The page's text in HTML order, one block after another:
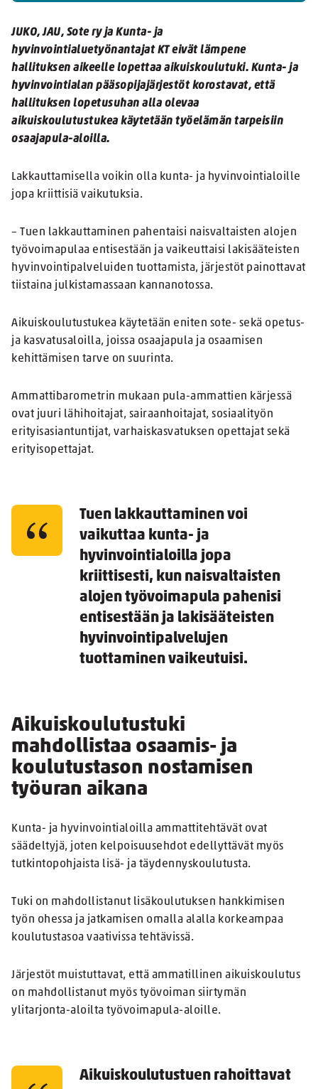
JUKO, JAU, Sote ry ja Kunta- ja
hyvinvointialuetyönantajat KT eivät lämpene
hallituksen aikeelle lopettaa aikuiskoulutuki. Kunta- ja
hyvinvointialan pääsopijajärjestöt korostavat, että
hallituksen lopetusuhan alla olevaa
aikuiskoulutustukea käytetään työelämän tarpeisiin
osaajapula-aloilla.
Lakkauttamisella voikin olla kunta- ja hyvinvointialoille
jopa kriittisiä vaikutuksia.
– Tuen lakkauttaminen pahentaisi naisvaltaisten alojen
työvoimapulaa entisestään ja vaikeuttaisi lakisääteisten
hyvinvointipalveluiden tuottamista, järjestöt painottavat
tiistaina julkistamassaan kannanotossa.
Aikuiskoulutustukea käytetään eniten sote- sekä opetus-
ja kasvatusaloilla, joissa osaajapula ja osaamisen
kehittämisen tarve on suurinta.
Ammattibarometrin mukaan pula-ammattien kärjessä
ovat juuri lähihoitajat, sairaanhoitajat, sosiaalityön
erityisasiantuntijat, varhaiskasvatuksen opettajat sekä
erityisopettajat.
Tuen lakkauttaminen voi
vaikuttaa kunta- ja
hyvinvointialoilla jopa
kriittisesti, kun naisvaltaisten
alojen työvoimapula pahenisi
entisestään ja lakisääteisten
hyvinvointipalvelujen
tuottaminen vaikeutuisi.
Aikuiskoulutustuki
mahdollistaa osaamis- ja
koulutustason nostamisen
työuran aikana
Kunta- ja hyvinvointialoilla ammattitehtävät ovat
säädeltyjä, joten kelpoisuusehdot edellyttävät myös
tutkintopohjaista lisä- ja täydennyskoulutusta.
Tuki on mahdollistanut lisäkoulutuksen hankkimisen
työn ohessa ja jatkamisen omalla alalla korkeampaa
koulutustasoa vaativissa tehtävissä.
Järjestöt muistuttavat, että ammatillinen aikuiskoulutus
on mahdollistanut myös työvoiman siirtymän
ylitarjonta-aloilta työvoimapula-aloille.
Aikuiskoulutustuen rahoittavat